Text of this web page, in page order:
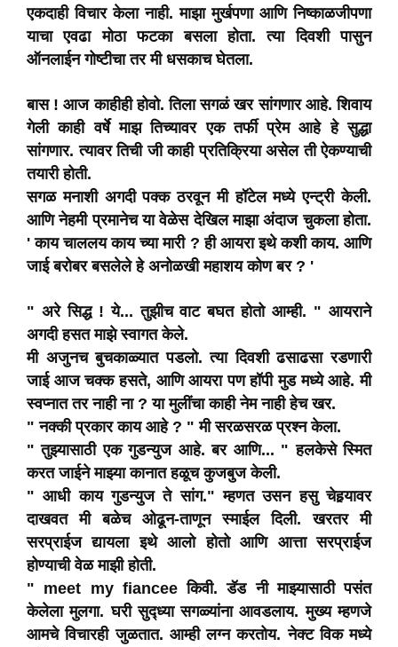
एकदाही विचार केला नाही. माझा मुर्खपणा आणि निष्काळजीपणा
याचा एवढा मोठा फटका बसला होता. त्या दिवशी पासुन
ऑनलाईन गोष्टीचा तर मी धसकाच घेतला.
बास ! आज काहीही होवो. तिला सगळं खर सांगणार आहे. शिवाय
गेली काही वर्षे माझ तिच्यावर एक तर्फी प्रेम आहे हे सुद्धा
सांगणार. त्यावर तिची जी काही प्रतिक्रिया असेल ती ऐकण्याची
तयारी होती.
सगळ मनाशी अगदी पक्क ठरवून मी हॉटेल मध्ये एन्ट्री केली.
आणि नेहमी प्रमानेच या वेळेस देखिल माझा अंदाज चुकला होता.
' काय चाललय काय च्या मारी ? ही आयरा इथे कशी काय. आणि
जाई बरोबर बसलेले हे अनोळखी महाशय कोण बर ? '
" अरे सिद्ध ! ये... तुझीच वाट बघत होतो आम्ही. " आयराने
अगदी हसत माझे स्वागत केले.
मी अजुनच बुचकाळ्यात पडलो. त्या दिवशी ढसाढसा रडणारी
जाई आज चक्क हसते, आणि आयरा पण हॉपी मुड मध्ये आहे. मी
स्वप्नात तर नाही ना ? या मुलींचा काही नेम नाही हेच खर.
" नक्की प्रकार काय आहे ? " मी सरळसरळ प्रश्न केला.
" तुझ्यासाठी एक गुडन्युज आहे. बर आणि... " हलकेसे स्मित
करत जाईने माझ्या कानात हळूच कुजबुज केली.
" आधी काय गुडन्युज ते सांग." म्हणत उसन हसु चेहर्‍यावर
दाखवत मी बळेच ओढून-ताणून स्माईल दिली. खरतर मी
सरप्राईज द्यायला इथे आलो होतो आणि आत्ता सरप्राईज
होण्याची वेळ माझी होती.
" meet my fiancee किवी. डॅड नी माझ्यासाठी पसंत
केलेला मुलगा. घरी सुद्ध्या सगळ्यांना आवडलाय. मुख्य म्हणजे
आमचे विचारही जुळतात. आम्ही लग्न करतोय. नेक्ट विक मध्ये